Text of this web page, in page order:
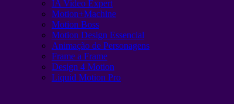
IA Video Expert
Motion+Machine
Motion Boss
Motion Design Essencial
Animação de Personagens
Frame a Frame
Design 4 Motion
Liquid Motion Pro